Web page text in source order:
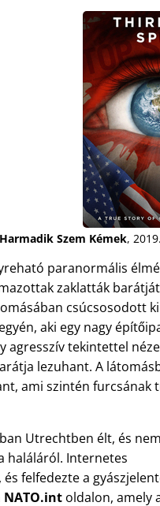
Szem Kémek,
paranormális
zaklatták
csúcsosodott
aki egy nagy
agresszív tekintettel
lezuhant. A
ami szintén furcsának
Utrechtben élt, és nem
haláláról. Internetes
felfedezte a
NATO.int oldalon, amely